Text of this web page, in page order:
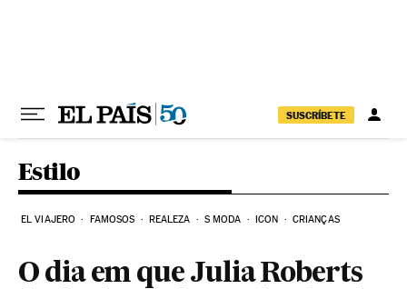
SUSCRÍBETE
Estilo
EL VIAJERO FAMOSOS REALEZA S MODA ICON CRIANÇAS
O dia em que Julia Roberts